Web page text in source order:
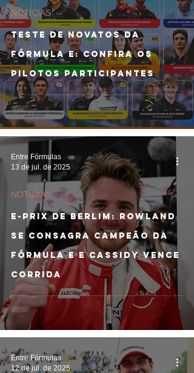
TESTE DE NOVATOS DA
FÓRMULA E: Confira os
pilotos participantes
NOTÍCIAS
E-PRIX DE BERLIM: Rowland
se consagra campeão da
Fórmula E e Cassidy vence
corrida
NOTÍCIAS
Entre Fórmulas
13 de jul. de 2025
Entre Fórmulas
12 de jul. de 2025